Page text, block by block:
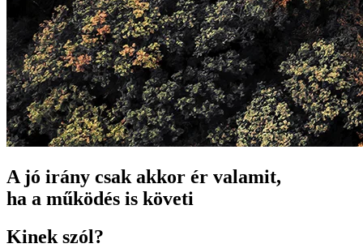
A jó irány csak akkor ér valamit,
ha a működés is követi
Kinek szól?